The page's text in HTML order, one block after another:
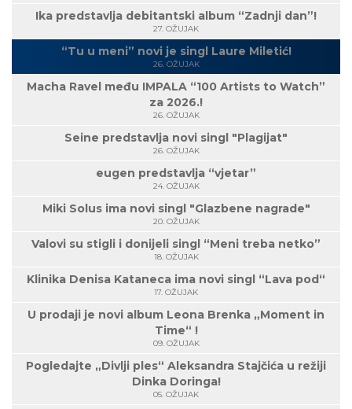
Ika predstavlja debitantski album “Zadnji dan”!
27. OŽUJAK
“Tu u meni” novi je singl Laure Miletić!
26. OŽUJAK
Macha Ravel među IMPALA “100 Artists to Watch”
za 2026.!
26. OŽUJAK
Seine predstavlja novi singl "Plagijat"
26. OŽUJAK
eugen predstavlja “vjetar”
24. OŽUJAK
Miki Solus ima novi singl "Glazbene nagrade"
20. OŽUJAK
Valovi su stigli i donijeli singl “Meni treba netko”
18. OŽUJAK
Klinika Denisa Kataneca ima novi singl “Lava pod“
17. OŽUJAK
U prodaji je novi album Leona Brenka „Moment in
Time“ !
09. OŽUJAK
Pogledajte „Divlji ples“ Aleksandra Stajčića u režiji
Dinka Doringa!
05. OŽUJAK